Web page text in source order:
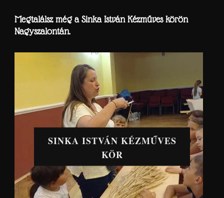
Megtalálsz még a Sinka István Kézműves körön
Nagyszalontán.
SINKA ISTVÁN KÉZMŰVES
KÖR